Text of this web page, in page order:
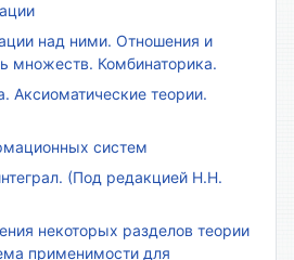
над ними. Отношения и
множеств. Комбинаторика.
Аксиоматические теории.
систем
(Под редакцией Н.Н.
некоторых разделов теории
применимости для